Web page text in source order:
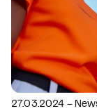
27.03.2024 –